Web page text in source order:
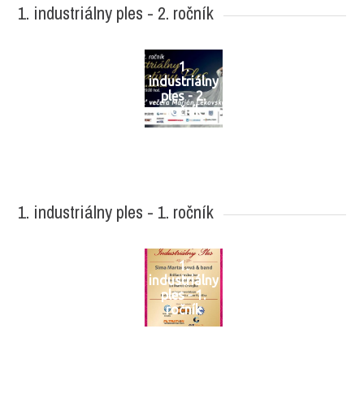
1. industriálny ples - 2. ročník
1.
industriálny
ples - 2.
ročník
1. industriálny ples - 1. ročník
1.
industriálny
ples - 1.
ročník